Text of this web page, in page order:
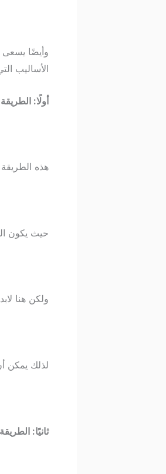
وأيضًا يسعى
الأساليب
أولًا:
هذه
حيث يكون
ولكن هنا
لذلك يمكن
ثانيًا: